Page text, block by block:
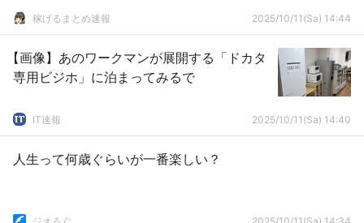
稼げるまとめ速報 2025/10/11(Sa) 14:44
【画像】あのワークマンが展開する「ドカタ
専用ビジホ」に泊まってみるで
IT速報 2025/10/11(Sa) 14:40
人生って何歳ぐらいが一番楽しい？